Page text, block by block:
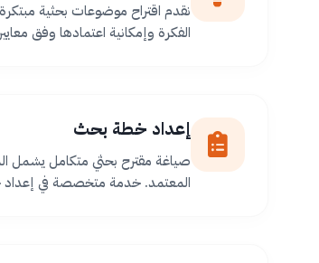
نقدم اقتراح موضوعات بحثية
الفكرة وإمكانية اعتمادها وفق
إعداد خطة بحث
صياغة مقترح بحثي متكامل يشمل
المعتمد. خدمة متخصصة في إعداد